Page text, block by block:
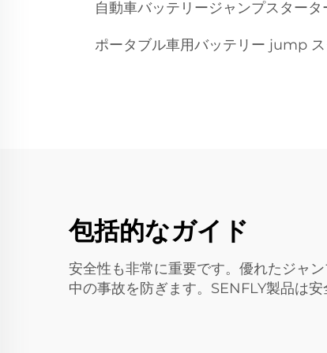
自動車バッテリージャンプスタータ
ポータブル車用バッテリー jump
包括的なガイド
安全性も非常に重要です。優れたジャ
中の事故を防ぎます。SENFLY製品は